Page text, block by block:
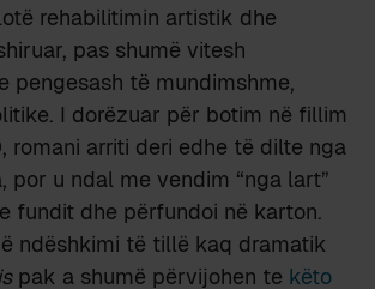
rehabilitimin artistik dhe
pas shumë vitesh
pengesash të mundimshme,
I dorëzuar për botim në fillim
romani arriti deri edhe të dilte nga
por u ndal me vendim “nga lart”
fundit dhe përfundoi në karton.
ndëshkimi të tillë kaq dramatik
pak a shumë përvijohen te këto